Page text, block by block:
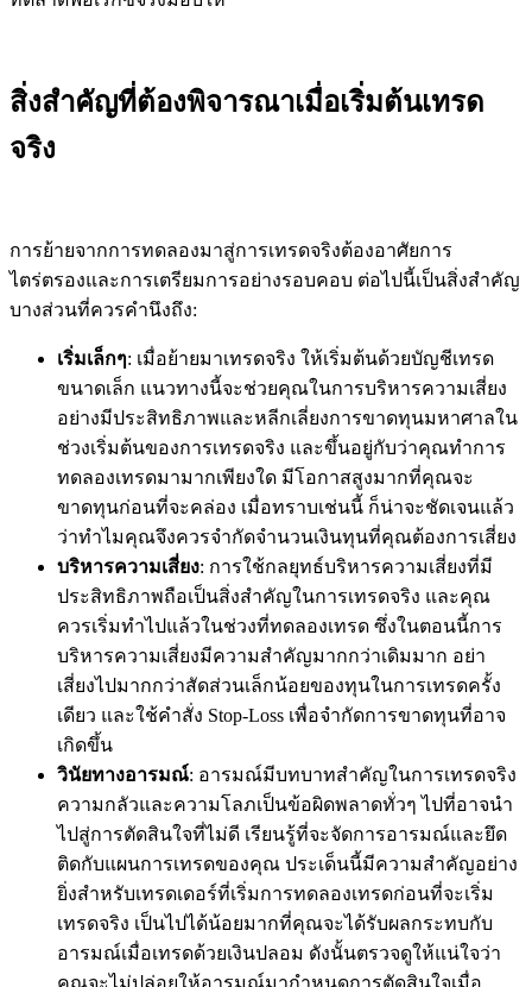
สิ่งสำคัญที่ต้องพิจารณาเมื่อเริ่มต้นเทรด
จริง
การย้ายจากการทดลองมาสู่การเทรดจริงต้องอาศัยการ
ไตร่ตรองและการเตรียมการอย่างรอบคอบ ต่อไปนี้เป็นสิ่งสำคัญ
บางส่วนที่ควรคำนึงถึง:
เริ่มเล็กๆ: เมื่อย้ายมาเทรดจริง ให้เริ่มต้นด้วยบัญชีเทรด
ขนาดเล็ก แนวทางนี้จะช่วยคุณในการบริหารความเสี่ยง
อย่างมีประสิทธิภาพและหลีกเลี่ยงการขาดทุนมหาศาลใน
ช่วงเริ่มต้นของการเทรดจริง และขึ้นอยู่กับว่าคุณทำการ
ทดลองเทรดมามากเพียงใด มีโอกาสสูงมากที่คุณจะ
ขาดทุนก่อนที่จะคล่อง เมื่อทราบเช่นนี้ ก็น่าจะชัดเจนแล้ว
ว่าทำไมคุณจึงควรจำกัดจำนวนเงินทุนที่คุณต้องการเสี่ยง
บริหารความเสี่ยง: การใช้กลยุทธ์บริหารความเสี่ยงที่มี
ประสิทธิภาพถือเป็นสิ่งสำคัญในการเทรดจริง และคุณ
ควรเริ่มทำไปแล้วในช่วงที่ทดลองเทรด ซึ่งในตอนนี้การ
บริหารความเสี่ยงมีความสำคัญมากกว่าเดิมมาก อย่า
เสี่ยงไปมากกว่าสัดส่วนเล็กน้อยของทุนในการเทรดครั้ง
เดียว และใช้คำสั่ง Stop-Loss เพื่อจำกัดการขาดทุนที่อาจ
เกิดขึ้น
วินัยทางอารมณ์: อารมณ์มีบทบาทสำคัญในการเทรดจริง
ความกลัวและความโลภเป็นข้อผิดพลาดทั่วๆ ไปที่อาจนำ
ไปสู่การตัดสินใจที่ไม่ดี เรียนรู้ที่จะจัดการอารมณ์และยึด
ติดกับแผนการเทรดของคุณ ประเด็นนี้มีความสำคัญอย่าง
ยิ่งสำหรับเทรดเดอร์ที่เริ่มการทดลองเทรดก่อนที่จะเริ่ม
เทรดจริง เป็นไปได้น้อยมากที่คุณจะได้รับผลกระทบกับ
อารมณ์เมื่อเทรดด้วยเงินปลอม ดังนั้นตรวจดูให้แน่ใจว่า
คุณจะไม่ปล่อยให้อารมณ์มากำหนดการตัดสินใจเมื่อ